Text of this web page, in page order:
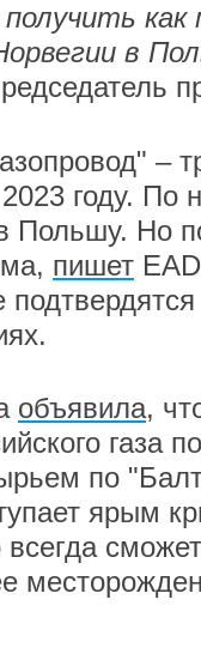
как
в
–
году. По
Польшу. Но
пишет
объявила,
газа
по
ярым